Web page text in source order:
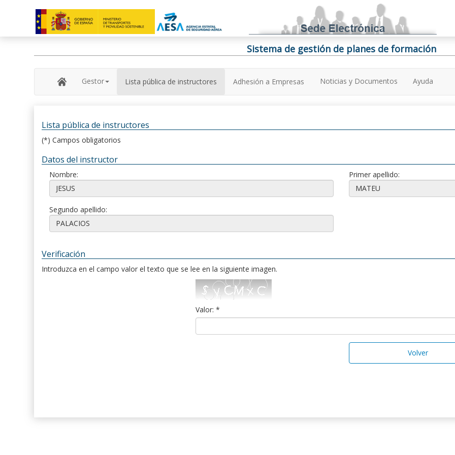
Sistema de gestión de planes de formación
Gestor Lista pública de instructores Adhesión a Empresas Noticias y Documentos Ayuda
Lista pública de instructores
(*) Campos obligatorios
Datos del instructor
Nombre: Primer apellido:
Segundo apellido:
Verificación
Introduzca en el campo valor el texto que se lee en la siguiente imagen.
Valor: *
Volver